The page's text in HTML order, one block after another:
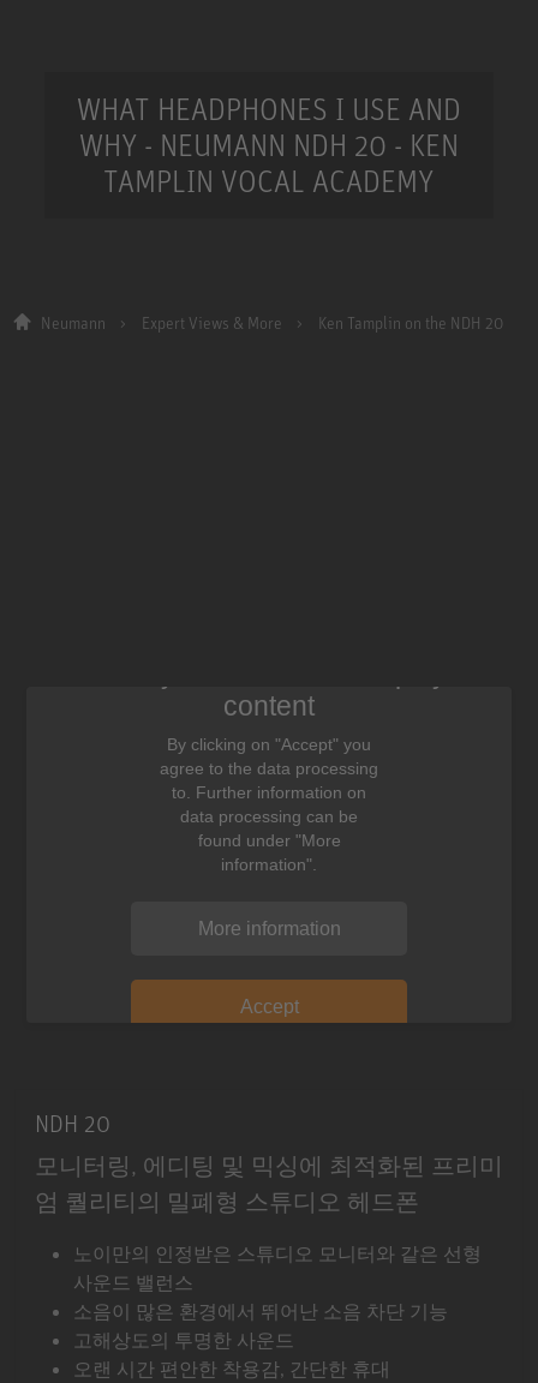
WHAT HEADPHONES I USE AND
WHY - NEUMANN NDH 20 - KEN
TAMPLIN VOCAL ACADEMY
Neumann Expert Views & More Ken Tamplin on the NDH 20
content
By clicking on "Accept" you
agree to the data processing
to. Further information on
data processing can be
found under "More
information".
More information
Accept
NDH 20
모니터링, 에디팅 및 믹싱에 최적화된 프리미
엄 퀄리티의 밀폐형 스튜디오 헤드폰
NDH 20노이만의 인정받은 스튜디오 모니터와 같은 선형
사운드 밸런스
소음이 많은 환경에서 뛰어난 소음 차단 기능
고해상도의 투명한 사운드
오랜 시간 편안한 착용감, 간단한 휴대